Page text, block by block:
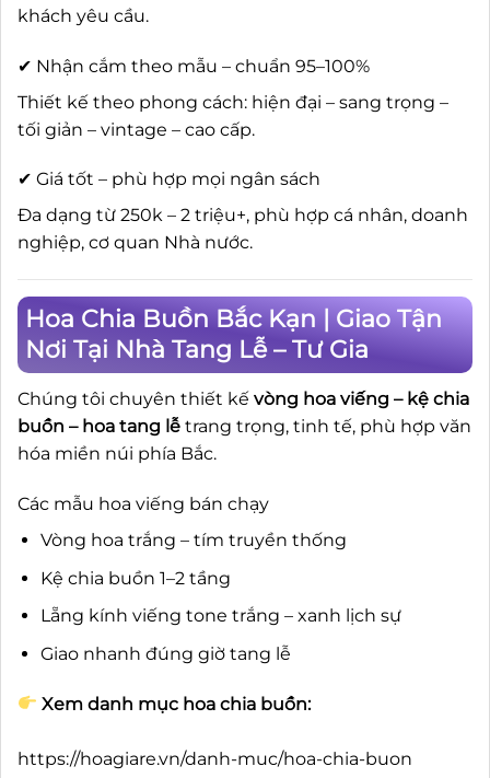
khách yêu cầu.
✔ Nhận cắm theo mẫu – chuẩn 95–100%
Thiết kế theo phong cách: hiện đại – sang trọng –
tối giản – vintage – cao cấp.
✔ Giá tốt – phù hợp mọi ngân sách
Đa dạng từ 250k – 2 triệu+, phù hợp cá nhân, doanh
nghiệp, cơ quan Nhà nước.
Hoa Chia Buồn Bắc Kạn | Giao Tận
Nơi Tại Nhà Tang Lễ – Tư Gia
Chúng tôi chuyên thiết kế vòng hoa viếng – kệ chia
buồn – hoa tang lễ trang trọng, tinh tế, phù hợp văn
hóa miền núi phía Bắc.
Các mẫu hoa viếng bán chạy
Vòng hoa trắng – tím truyền thống
Kệ chia buồn 1–2 tầng
Lẵng kính viếng tone trắng – xanh lịch sự
Giao nhanh đúng giờ tang lễ
Xem danh mục hoa chia buồn:
https://hoagiare.vn/danh-muc/hoa-chia-buon